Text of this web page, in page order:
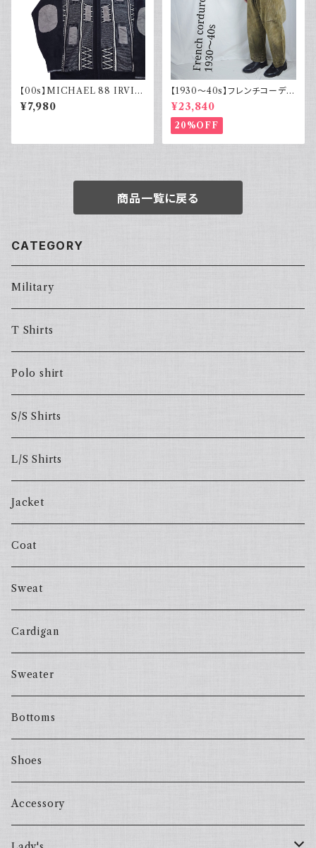
【00s】MICHAEL 88 IRVIN
デザインニット ジップアップ エ
ルボーパッチ 古着 レトロ モード
¥7,980
【1930～40s】フレンチコーデュ
ロイパンツ ヴィンテージ ループ
付 刺繍タグ
¥23,840
20%OFF
商品一覧に戻る
CATEGORY
Military
T Shirts
Polo shirt
S/S Shirts
L/S Shirts
Jacket
Coat
Sweat
Cardigan
Sweater
Bottoms
Shoes
Accessory